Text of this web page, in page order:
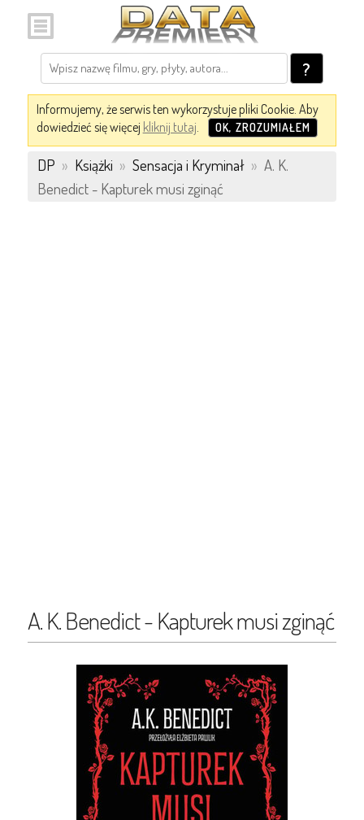
?
Informujemy, że serwis ten wykorzystuje pliki Cookie. Aby
dowiedzieć się więcej kliknij tutaj. OK, ZROZUMIAŁEM
DP » Książki » Sensacja i Kryminał » A. K.
Benedict - Kapturek musi zginąć
A. K. Benedict - Kapturek musi zginąć